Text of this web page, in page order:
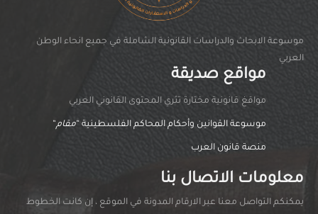
موسوعة الابحاث والدراسات القانونية الشاملة في جميع انحاء الوطن
العربي
مواقع صديقة
مواقغ قانونية مختارة تثري المحتوى القانوني العربي
موسوعة القوانين وأحكام المحاكم الفلسطينية “مقام“
منصة قانون العرب
معلومات الاتصال بنا
يمكنكم التواصل معنا عبر الارقام المدونة في الموقع ، إن كانت الخطوط